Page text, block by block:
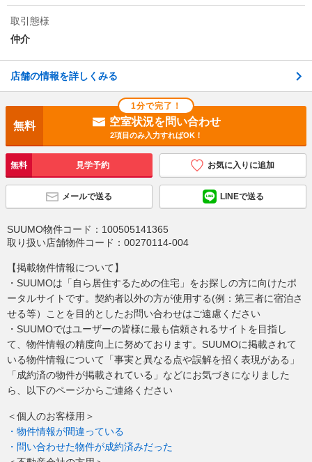
取引態様
仲介
店舗の情報を詳しくみる
1分で完了！
無料 空室状況を問い合わせ
2項目のみ入力すればOK！
無料 見学予約 お気に入りに追加
メールで送る LINEで送る
SUUMO物件コード： 100505141365
取り扱い店舗物件コード： 00270114-004
【掲載物件情報について】
・SUUMOは「自ら居住するための住宅」をお探しの方に向けたポ
ータルサイトです。契約者以外の方が使用する(例：第三者に宿泊さ
せる等）ことを目的としたお問い合わせはご遠慮ください
・SUUMOではユーザーの皆様に最も信頼されるサイトを目指し
て、物件情報の精度向上に努めております。SUUMOに掲載されて
いる物件情報について「事実と異なる点や誤解を招く表現がある」
「成約済の物件が掲載されている」などにお気づきになりました
ら、以下のページからご連絡ください
＜個人のお客様用＞
・物件情報が間違っている
・問い合わせた物件が成約済みだった